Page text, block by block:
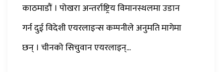
काठमाडौं । पोखरा अन्तर्राष्ट्रिय विमानस्थलमा उडान
गर्न दुई विदेशी एयरलाइन्स कम्पनीले अनुमति मागेमा
छन् । चीनको सिचुवान एयरलाइन्...